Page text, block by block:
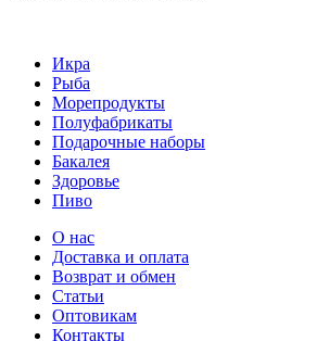
Икра
Рыба
Морепродукты
Полуфабрикаты
Подарочные наборы
Бакалея
Здоровье
Пиво
О нас
Доставка и оплата
Возврат и обмен
Статьи
Оптовикам
Контакты